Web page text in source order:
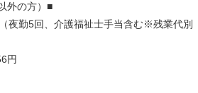
外の方）■
夜勤5回、介護福祉士手当含む※残業代別
円